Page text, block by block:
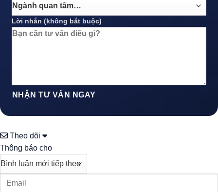
Lời nhắn (không bắt buộc)
NHẬN TƯ VẤN NGAY
Theo dõi
Thông báo cho